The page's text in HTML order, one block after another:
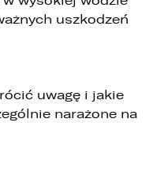
uszkodzeń
uwagę i jakie
narażone na
ZASTĄP